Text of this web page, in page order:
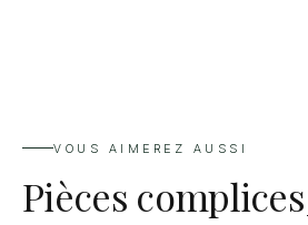
vérifié.VOUS AIMEREZ AUSSI
Pièces complices